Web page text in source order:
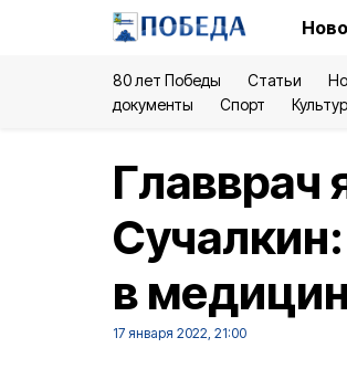
80 лет Победы Статьи
документы
Спорт
Главврач
в
17 января 2022, 21:00